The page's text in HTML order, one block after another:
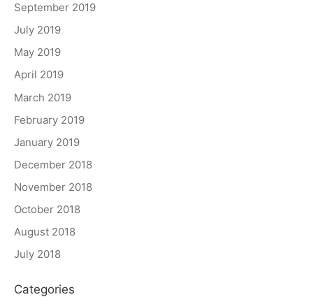
September 2019
July 2019
May 2019
April 2019
March 2019
February 2019
January 2019
December 2018
November 2018
October 2018
August 2018
July 2018
Categories